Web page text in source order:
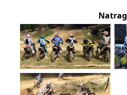
Natrag